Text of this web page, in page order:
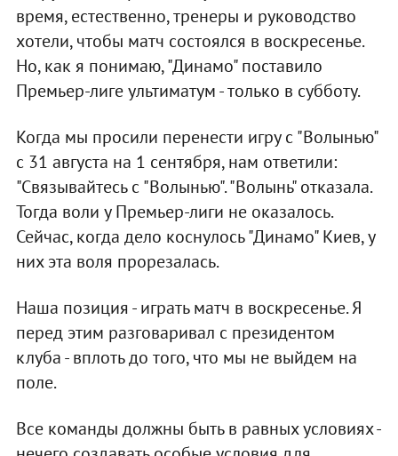
время, естественно, тренеры и руководство
хотели, чтобы матч состоялся в воскресенье.
Но, как я понимаю, "Динамо" поставило
Премьер-лиге ультиматум - только в субботу.
Когда мы просили перенести игру с "Волынью"
с 31 августа на 1 сентября, нам ответили:
"Связывайтесь с "Волынью". "Волынь" отказала.
Тогда воли у Премьер-лиги не оказалось.
Сейчас, когда дело коснулось "Динамо" Киев, у
них эта воля прорезалась.
Наша позиция - играть матч в воскресенье. Я
перед этим разговаривал с президентом
клуба - вплоть до того, что мы не выйдем на
поле.
Все команды должны быть в равных условиях -